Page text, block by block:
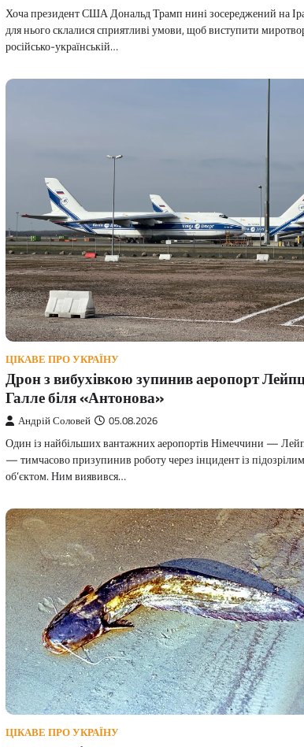
Хоча президент США Дональд Трамп нині зосереджений на
для нього склалися сприятливі умови, щоб виступити
російсько-українській…
ЦІКАВЕ ПРО УКРАЇНУ
Дрон з вибухівкою зупинив аеропорт
Галле біля «Антонова»
Андрій Соловей 05.08.2026
Один із найбільших вантажних аеропортів Німеччини —
— тимчасово призупинив роботу через інцидент із
об’єктом. Ним виявився…
ЦІКАВЕ ПРО УКРАЇНУ